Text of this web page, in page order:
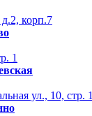
корп.7
1
ул., 10, стр. 1